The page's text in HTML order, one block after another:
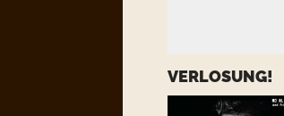
VERLOSUNG!